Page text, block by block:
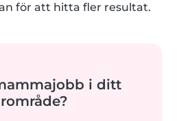
för att hitta fler resultat.
i ditt